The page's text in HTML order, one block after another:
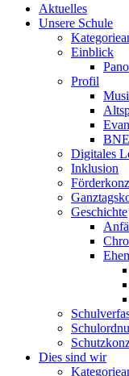
Aktuelles
Unsere Schule
Einblick
Profil
BNE
Digitales
Inklusion
Geschichte
Dies sind wir